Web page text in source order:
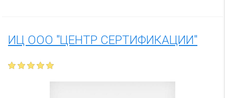
ИЦ ООО "ЦЕНТР СЕРТИФИКАЦИИ"